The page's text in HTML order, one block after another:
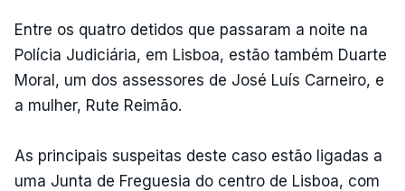
Entre os quatro detidos que passaram a noite na
Polícia Judiciária, em Lisboa, estão também Duarte
Moral, um dos assessores de José Luís Carneiro, e
a mulher, Rute Reimão.
As principais suspeitas deste caso estão ligadas a
uma Junta de Freguesia do centro de Lisboa, com